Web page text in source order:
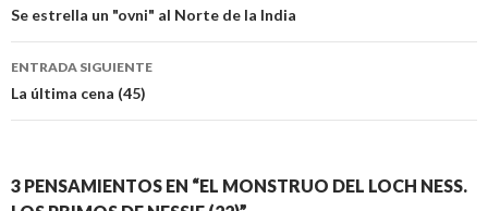
de
entradas
Se estrella un "ovni" al Norte de la India
ENTRADA SIGUIENTE
La última cena (45)
3 PENSAMIENTOS EN “EL MONSTRUO DEL LOCH NESS.